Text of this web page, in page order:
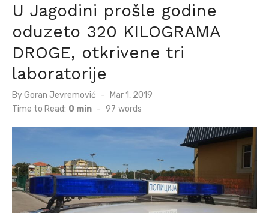
U Jagodini prošle godine
oduzeto 320 KILOGRAMA
DROGE, otkrivene tri
laboratorije
ByGoran Jevremović
Posted
on
Mar 1, 2019
Time to Read: 0 min - 97 words